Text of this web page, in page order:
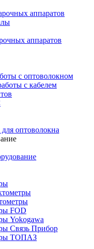
аппаратов
аппаратов
с оптоволокном
с кабелем
оптоволокна
FOD
Yokogawa
Связь Прибор
ТОПАЗ